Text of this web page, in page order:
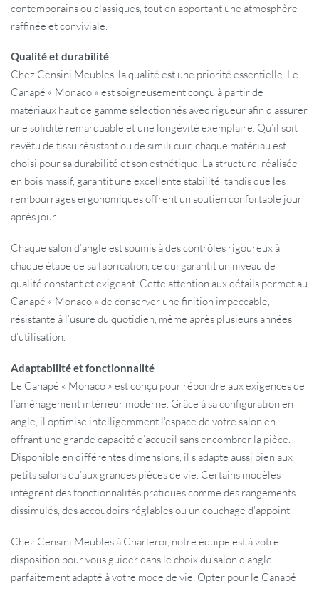
contemporains ou classiques, tout en apportant une atmosphère
raffinée et conviviale.
Qualité et durabilité
Chez Censini Meubles, la qualité est une priorité essentielle. Le
Canapé « Monaco » est soigneusement conçu à partir de
matériaux haut de gamme sélectionnés avec rigueur afin d’assurer
une solidité remarquable et une longévité exemplaire. Qu’il soit
revêtu de tissu résistant ou de simili cuir, chaque matériau est
choisi pour sa durabilité et son esthétique. La structure, réalisée
en bois massif, garantit une excellente stabilité, tandis que les
rembourrages ergonomiques offrent un soutien confortable jour
après jour.
Chaque salon d’angle est soumis à des contrôles rigoureux à
chaque étape de sa fabrication, ce qui garantit un niveau de
qualité constant et exigeant. Cette attention aux détails permet au
Canapé « Monaco » de conserver une finition impeccable,
résistante à l’usure du quotidien, même après plusieurs années
d’utilisation.
Adaptabilité et fonctionnalité
Le Canapé « Monaco » est conçu pour répondre aux exigences de
l’aménagement intérieur moderne. Grâce à sa configuration en
angle, il optimise intelligemment l’espace de votre salon en
offrant une grande capacité d’accueil sans encombrer la pièce.
Disponible en différentes dimensions, il s’adapte aussi bien aux
petits salons qu’aux grandes pièces de vie. Certains modèles
intègrent des fonctionnalités pratiques comme des rangements
dissimulés, des accoudoirs réglables ou un couchage d’appoint.
Chez Censini Meubles à Charleroi, notre équipe est à votre
disposition pour vous guider dans le choix du salon d’angle
parfaitement adapté à votre mode de vie. Opter pour le Canapé